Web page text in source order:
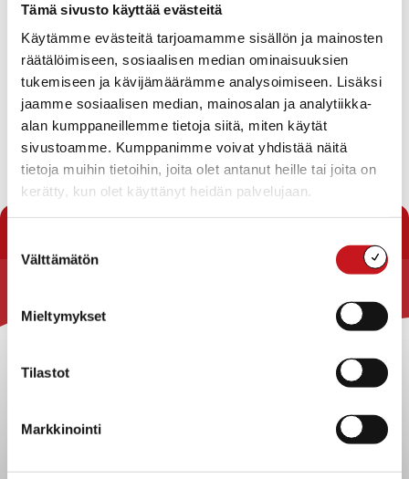
Tämä sivusto käyttää evästeitä
Käytämme evästeitä tarjoamamme sisällön ja mainosten
räätälöimiseen, sosiaalisen median ominaisuuksien
tukemiseen ja kävijämäärämme analysoimiseen. Lisäksi
jaamme sosiaalisen median, mainosalan ja analytiikka-
alan kumppaneillemme tietoja siitä, miten käytät
sivustoamme. Kumppanimme voivat yhdistää näitä
tietoja muihin tietoihin, joita olet antanut heille tai joita on
kerätty, kun olet käyttänyt heidän palvelujaan.
valinta
Välttämätön
Mieltymykset
Tilastot
Markkinointi
Yksikkö
Varhaiskasvatus ja esiopetus
Toimipaikka
Koulutie 16
77700 Rautalampi
« Yhteystiedot
Rautalammin kunta
Kuntainfo
Strategiat, ohjelmat, ohjeet, suunnitelmat, säännöt ja
Asiakirjajulkisuuskuvaus